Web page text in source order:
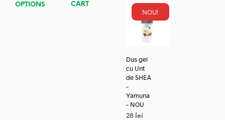
OPTIONS
CART
NOU!
Dus gel
cu Unt
de SHEA
–
Yamuna
– NOU
28 lei